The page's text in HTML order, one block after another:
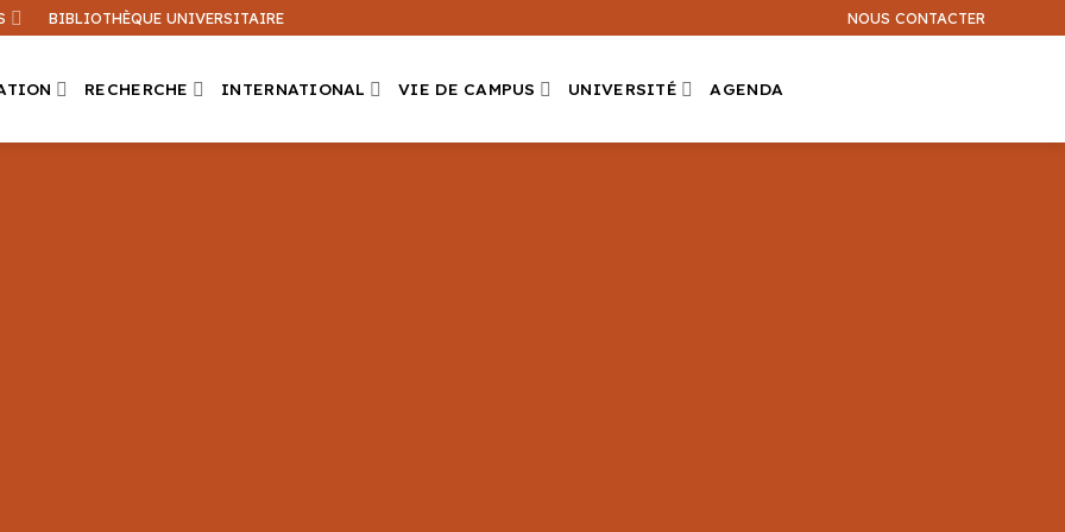
BIBLIOTHÈQUE UNIVERSITAIRE NOUS CONTACTER
RECHERCHE INTERNATIONAL VIE DE CAMPUS UNIVERSITÉ AGENDA